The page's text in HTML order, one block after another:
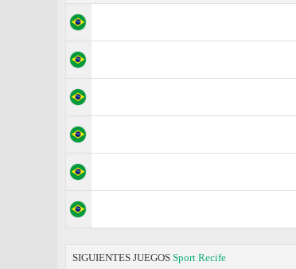
SIGUIENTES JUEGOS Sport Recife